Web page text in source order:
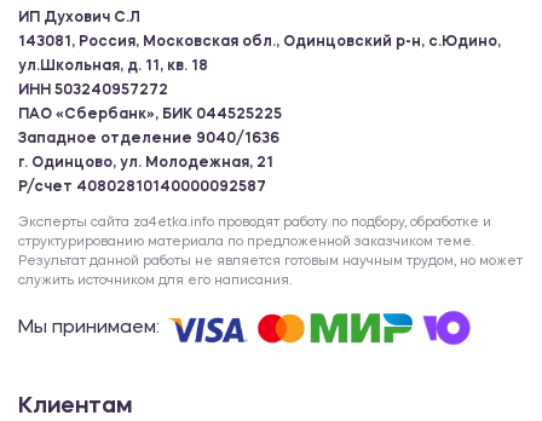
ИП Духович С.Л
143081, Россия, Московская обл., Одинцовский р-н, с.Юдино,
ул.Школьная, д. 11, кв. 18
ИНН 503240957272
ПАО «Сбербанк», БИК 044525225
Западное отделение 9040/1636
г. Одинцово, ул. Молодежная, 21
Р/счет 40802810140000092587
Эксперты сайта za4etka.info проводят работу по подбору, обработке и
структурированию материала по предложенной заказчиком теме.
Результат данной работы не является готовым научным трудом, но может
служить источником для его написания.
Мы принимаем:
Клиентам